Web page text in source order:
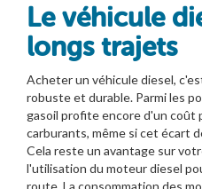
Le véhicule
longs trajets
Acheter un véhicule diesel,
robuste et durable. Parmi les
gasoil profite encore d'un coût
carburants, même si cet écart
Cela reste un avantage sur
l'utilisation du moteur diesel
route. La consommation des